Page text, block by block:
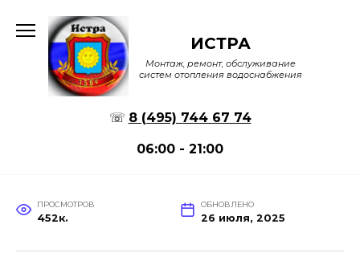
содержанию
ИСТРА
Монтаж, ремонт, обслуживание
систем отопления водоснабжения
☏ 8 (495) 744 67 74
06:00 - 21:00
ПРОСМОТРОВ
452к.
ОБНОВЛЕНО
26 июля, 2025